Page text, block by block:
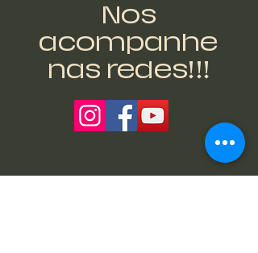
Nos
acompanhe
nas redes!!!